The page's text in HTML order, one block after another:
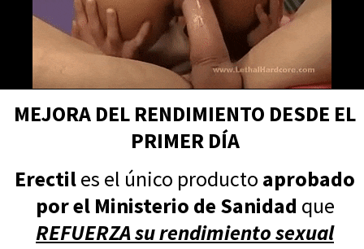
MEJORA DEL RENDIMIENTO DESDE EL
PRIMER DÍA
Erectiles el único producto aprobado
por el Ministerio de Sanidad que
REFUERZA su rendimiento sexual